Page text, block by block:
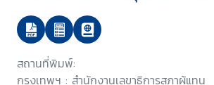
กรรมการกำกับกิจการพลังงานว่า
ด้วยกองทุนพัฒนาไฟฟ้าเพื่อการ
พัฒนาหรือฟื้นฟูท้องถิ่นที่ได้รับผลก
ระทบจากการดำเนินงานของโรงไฟฟ้า
สถานที่พิมพ์:
กรุงเทพฯ : สำนักงานเลขาธิการสภาผู้แทน